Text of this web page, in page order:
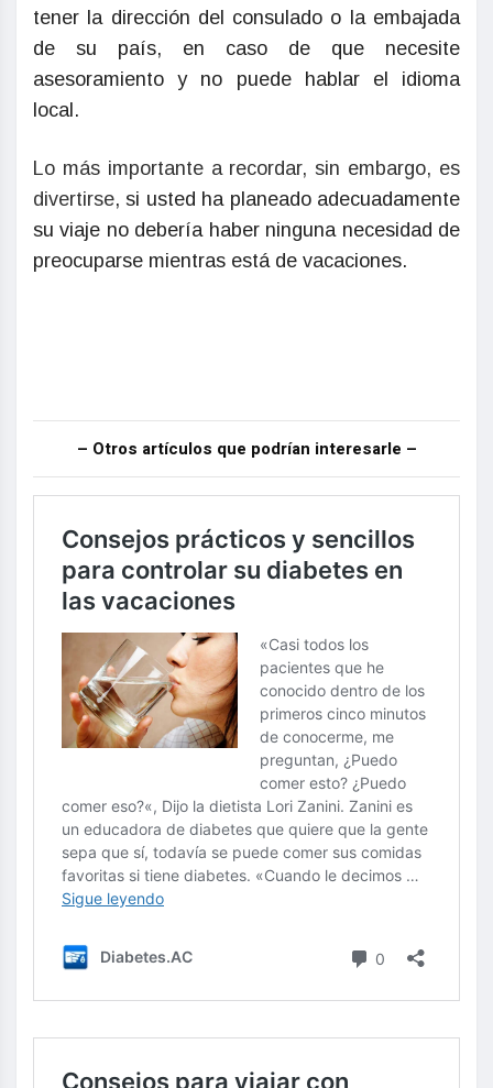
tener la dirección del consulado o la embajada
de su país, en caso de que necesite
asesoramiento y no puede hablar el idioma
local.
Lo más importante a recordar, sin embargo, es
divertirse, si usted ha planeado adecuadamente
su viaje no debería haber ninguna necesidad de
preocuparse mientras está de vacaciones.
– Otros artículos que podrían interesarle –